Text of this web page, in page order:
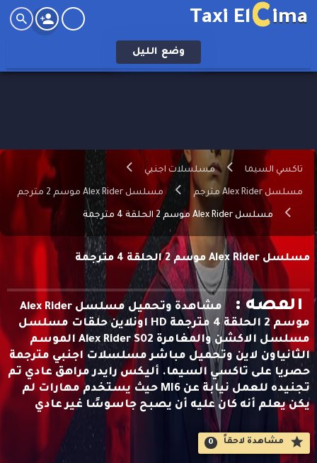
Taxi ElCima
وضع الليل
تاكسي السيما مسلسلات اجنبي
مسلسل Alex Rider مترجم مسلسل Alex Rider موسم 2 مترجم
مسلسل Alex Rider موسم 2 الحلقة 4 مترجمة
مسلسل Alex Rider موسم 2 الحلقة 4 مترجمة
القصه :
مشاهدة وتحميل مسلسل Alex Rider
موسم 2 الحلقة 4 مترجمة HD اونلاين حلقات مسلسل
مسلسل الاكشن والمغامرة Alex Rider S02 الموسم
الثانياون لاين وتحميل مباشر مسلسلات اجنبي مترجمة
حصريا على تاكسي السيما. أليكس رايدر مراهق عادي تم
تجنيده للعمل نيابة عن MI6 حيث يستخدم مهارات لم
يكن يعلم أنه كان عليه أن يصبح جاسوسًا غير عادي
مشاهدة لاحقاََ 0